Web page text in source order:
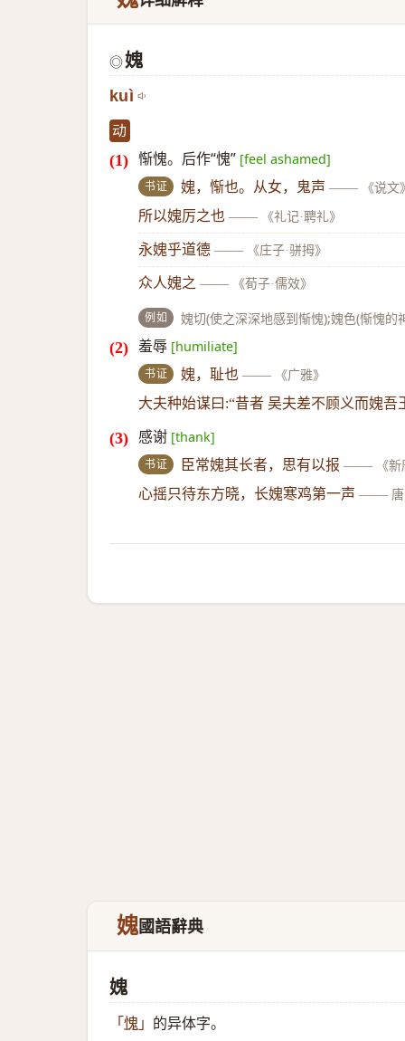
◎媿
kuì
动
惭愧。后作“愧” [feel ashamed]
书证 媿，惭也。从女，鬼声 —— 《说文
所以媿厉之也 —— 《礼记·聘礼》
永媿乎道德 —— 《庄子·骈拇》
众人媿之 —— 《荀子·儒效》
例如 媿切(使之深深地感到惭愧);媿色(惭愧
羞辱 [humiliate]
书证 媿，耻也 —— 《广雅》
大夫种始谋曰:“昔者 吴夫差不顾义而媿吾
感谢 [thank]
书证 臣常媿其长者，思有以报 —— 《
心摇只待东方晓，长媿寒鸡第一声 ——
媿國語辭典
媿
「 愧 」 的异体字。